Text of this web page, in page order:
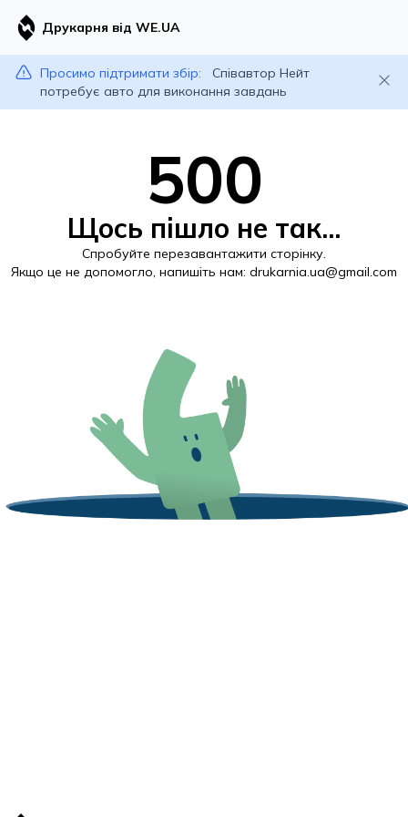
Друкарня від WE.UA
Просимо підтримати збір:
Співавтор Нейт
потребує авто для виконання завдань
500
Щось пішло не так...
Спробуйте перезавантажити сторінку.
Якщо це не допомогло, напишіть нам: drukarnia.ua@gmail.com